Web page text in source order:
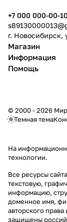
+7 000 000-00-10
г. Новосибирск,
Магазин
Информация
Помощь
© 2000 - 2026
Темная тема
На
технологии.
Все ресурсы
текстовую,
информацию,
доменное имя,
авторского
защищены